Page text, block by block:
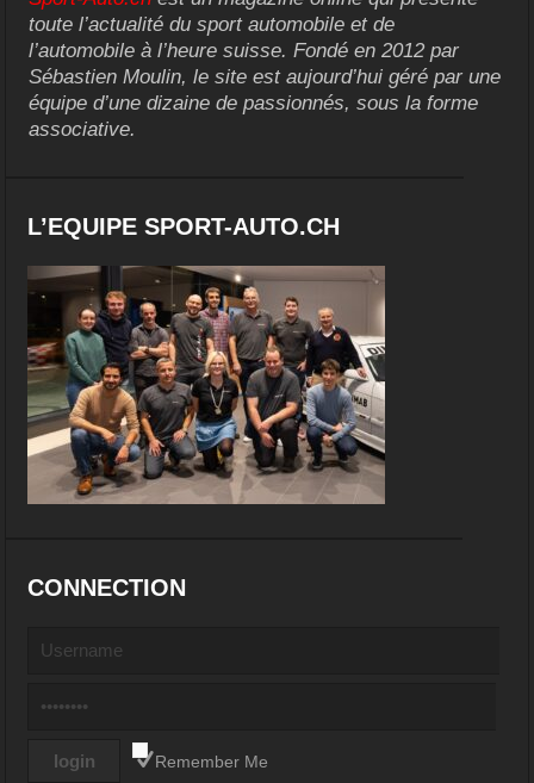
toute l’actualité du sport automobile et de
l’automobile à l’heure suisse. Fondé en 2012 par
Sébastien Moulin, le site est aujourd’hui géré par une
équipe d’une dizaine de passionnés, sous la forme
associative.
L’EQUIPE SPORT-AUTO.CH
CONNECTION
Remember Me